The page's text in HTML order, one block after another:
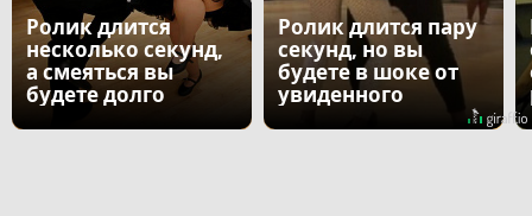
Ролик длится
несколько секунд,
а смеяться вы
будете долго
Ролик длится пару
секунд, но вы
будете в шоке от
увиденного